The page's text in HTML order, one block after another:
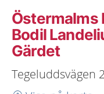
Östermalms
Bodil
Gärdet
Tegeluddsvägen